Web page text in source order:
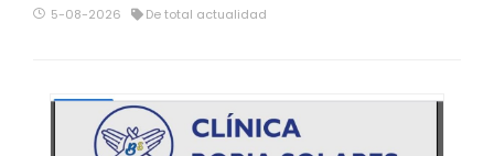
5-08-2026 De total actualidad